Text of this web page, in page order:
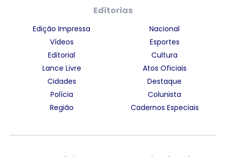
Editorias
Edição Impressa
Vídeos
Editorial
Lance Livre
Cidades
Polícia
Região
Nacional
Esportes
Cultura
Atos Oficiais
Destaque
Colunista
Cadernos Especiais